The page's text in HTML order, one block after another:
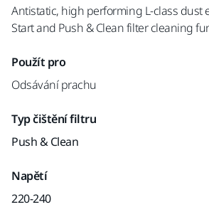
Antistatic, high performing L-class dust
Start and Push & Clean filter cleaning
Použít pro
Odsávání prachu
Typ čištění filtru
Push & Clean
Napětí
220-240